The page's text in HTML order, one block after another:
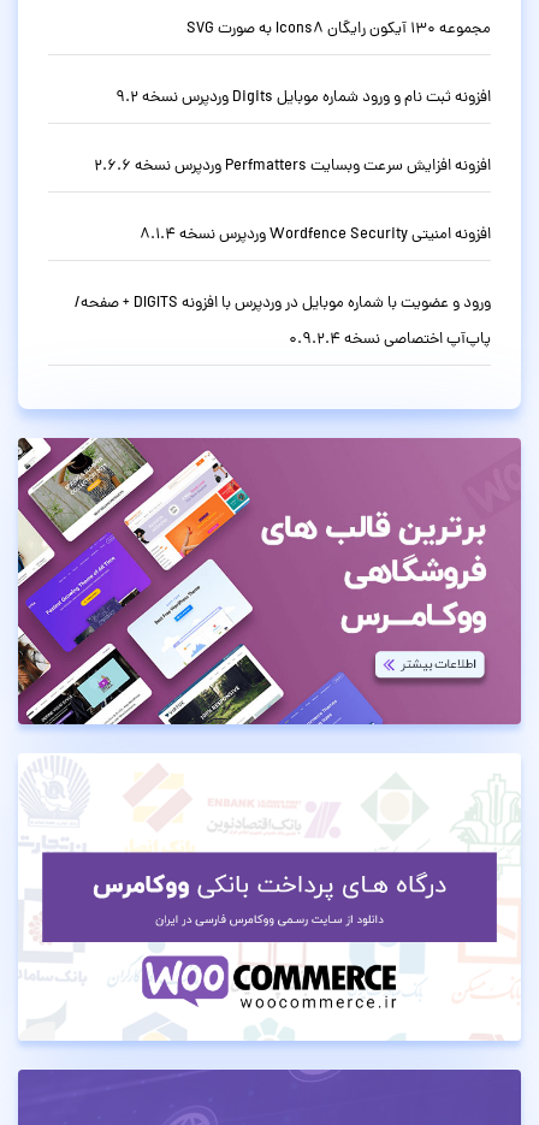
مجموعه 130 آیکون رایگان Icons8 به صورت SVG
افزونه ثبت نام و ورود شماره موبایل Digits وردپرس نسخه 9.2
افزونه افزایش سرعت وبسایت Perfmatters وردپرس نسخه 2.6.6
افزونه امنیتی Wordfence Security وردپرس نسخه 8.1.4
ورود و عضویت با شماره موبایل در وردپرس با افزونه DIGITS + صفحه/
پاپ‌آپ اختصاصی نسخه 0.9.2.4